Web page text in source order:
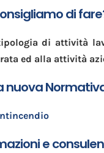
di
di attività
ed alla attività
nuova
e